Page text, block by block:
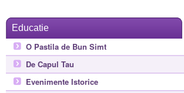
Educatie
O Pastila de Bun Simt
De Capul Tau
Evenimente Istorice